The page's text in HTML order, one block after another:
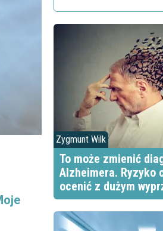
Zygmunt Wilk
To może zmienić
Alzheimera. Ryzyko
ocenić z dużym